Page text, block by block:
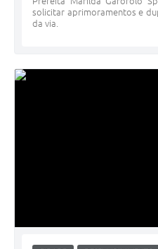
solicitar aprimoramentos e
da via.